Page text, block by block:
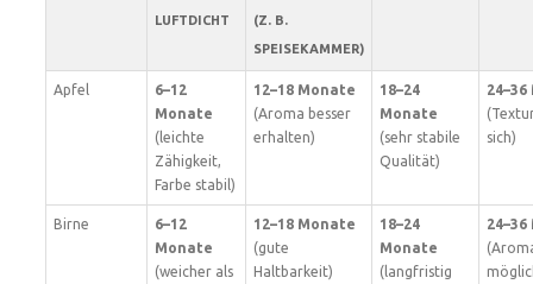
LUFTDICHT
(Z. B.
SPEISEKAMMER)
Apfel
6–12
Monate
(leichte
Zähigkeit,
Farbe stabil)
12–18 Monate
(Aroma besser
erhalten)
18–24
Monate
(sehr stabile
Qualität)
sich)
Birne
6–12
Monate
(weicher als
12–18 Monate
(gute
Haltbarkeit)
18–24
Monate
(langfristig